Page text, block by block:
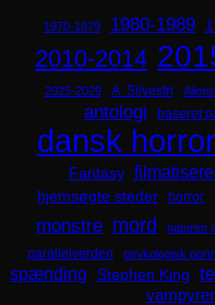
1970-1979 1980-1989
2010-2014
2025-2029 A. Silvestri Aliens
antologi baseret
dansk horror
Fantasy
hjemsøgte steder
horror
monstre mord naturen
parallelverden psykologisk
spænding Stephen King
vampyrer